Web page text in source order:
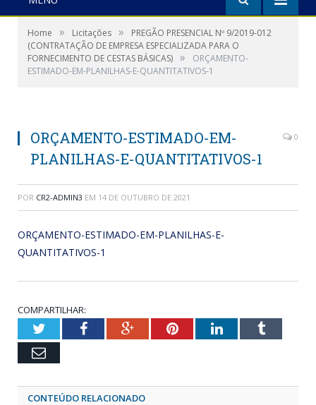
Home » Licitações »
PREGÃO PRESENCIAL Nº 9/2019-012
(CONTRATAÇÃO DE EMPRESA ESPECIALIZADA PARA O
FORNECIMENTO DE CESTAS BÁSICAS) »
ORÇAMENTO-
ESTIMADO-EM-PLANILHAS-E-QUANTITATIVOS-1
ORÇAMENTO-ESTIMADO-EM-
PLANILHAS-E-QUANTITATIVOS-1
0
POR CR2-ADMIN3 EM 14 DE OUTUBRO DE 2021
ORÇAMENTO-ESTIMADO-EM-PLANILHAS-E-
QUANTITATIVOS-1
COMPARTILHAR:
TwitterFacebookGoogle+PinterestLinkedInTumblr
Email
CONTEÚDO RELACIONADO